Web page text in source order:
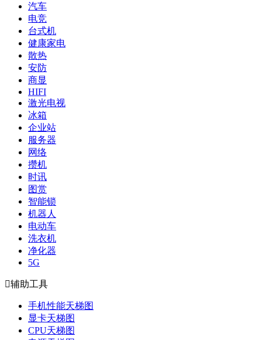
汽车
电竞
台式机
健康家电
散热
安防
商显
HIFI
激光电视
冰箱
企业站
服务器
网络
攒机
时讯
图赏
智能锁
机器人
电动车
洗衣机
净化器
5G
辅助工具
手机性能天梯图
显卡天梯图
CPU天梯图